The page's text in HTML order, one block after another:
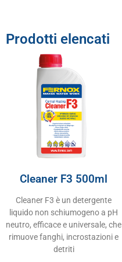
Prodotti elencati
Cleaner F3 500ml
Cleaner F3 è un detergente
liquido non schiumogeno a pH
neutro, efficace e universale, che
rimuove fanghi, incrostazioni e
detriti